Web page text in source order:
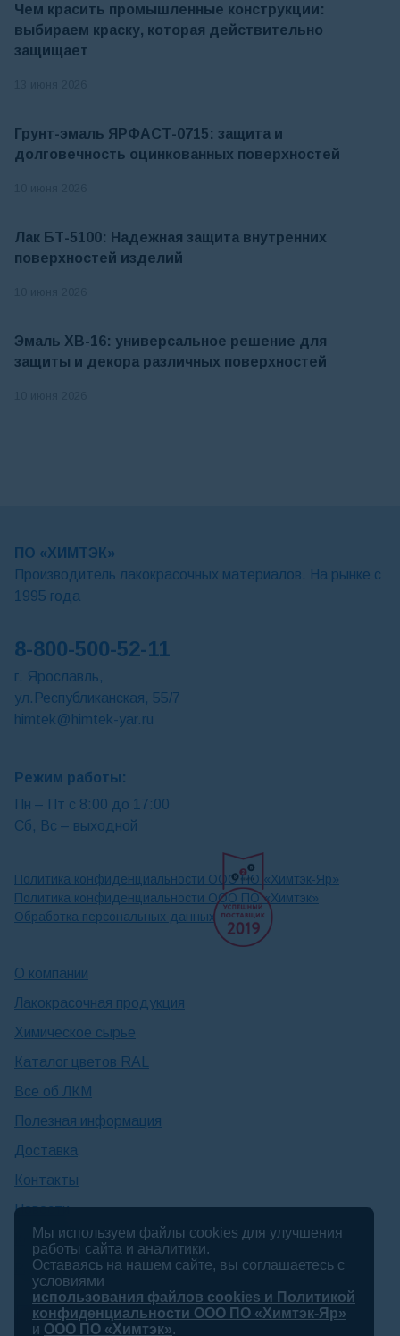
Чем красить промышленные конструкции:
выбираем краску, которая действительно
защищает
Грунт-эмаль ЯРФАСТ-0715: защита и
долговечность оцинкованных поверхностей
Лак БТ-5100: Надежная защита внутренних
поверхностей изделий
Эмаль ХВ-16: универсальное решение для
защиты и декора различных поверхностей
ПО «ХИМТЭК»
Производитель лакокрасочных материалов. На рынке с
1995 года
8-800-500-52-11
г. Ярославль,
ул.Республиканская, 55/7
himtek@himtek-yar.ru
Режим работы:
Пн – Пт с 8:00 до 17:00
Сб, Вс – выходной
Политика конфиденциальности ООО ПО «Химтэк-Яр»
Политика конфиденциальности ООО ПО «Химтэк»
Обработка персональных данных
О компании
Лакокрасочная продукция
Химическое сырье
Каталог цветов RAL
Все об ЛКМ
Полезная информация
Доставка
Контакты
Новости
Консультация технолога
Работа в Химтэк
Мы используем файлы cookies для улучшения
работы сайта и аналитики.
Оставаясь на нашем сайте, вы соглашаетесь с
условиями
использования файлов cookies и Политикой
конфиденциальности ООО ПО «Химтэк-Яр»
и ООО ПО «Химтэк».